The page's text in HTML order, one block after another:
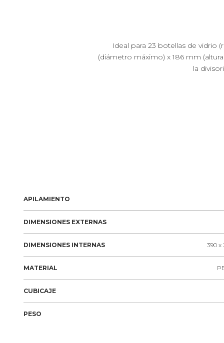
Ideal para 23 botellas de vidrio
(diámetro máximo) x 186 mm
la
APILAMIENTO
DIMENSIONES EXTERNAS
DIMENSIONES INTERNAS 390 x
MATERIAL
CUBICAJE
PESO